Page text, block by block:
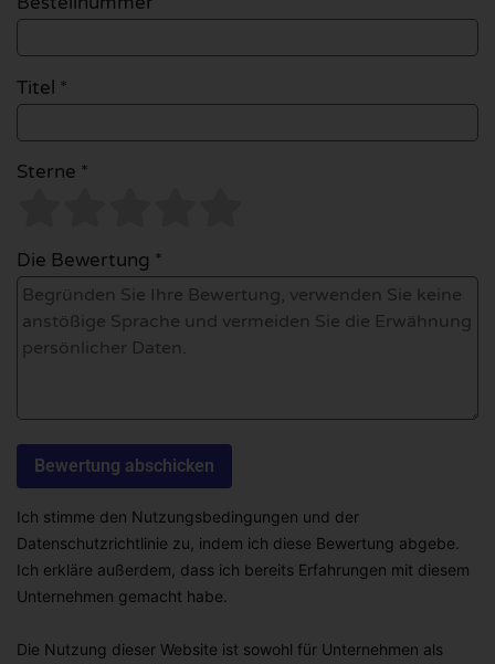
Titel *
Sterne *
Die Bewertung *
Ich stimme den Nutzungsbedingungen und der
Datenschutzrichtlinie zu, indem ich diese Bewertung abgebe.
Ich erkläre außerdem, dass ich bereits Erfahrungen mit diesem
Unternehmen gemacht habe.
Die Nutzung dieser Website ist sowohl für Unternehmen als